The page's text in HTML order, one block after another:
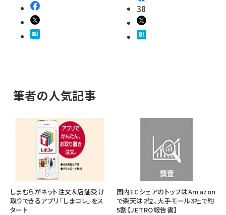
38
筆者の人気記事
しまむらがネット注文＆店舗受け
取りできるアプリ「しまコレ」をス
タート
国内ECシェアのトップはAmazon
で楽天は2位、大手モール3社で約
5割【JETRO報告書】